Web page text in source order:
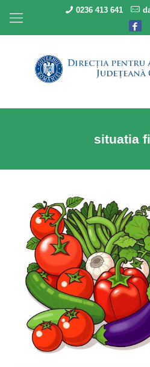
0236 413 641
situatia